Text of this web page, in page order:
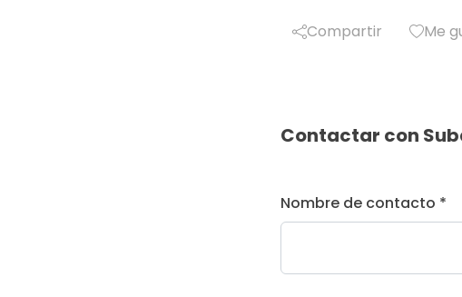
Compartir Me
Contactar con
Nombre de contacto *